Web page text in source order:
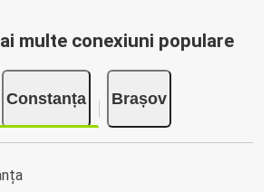
online a unui bilet pe ruta
poți plăti în numerar la bordul
din punctele de vânzare.
multe conexiuni populare
Constanța Brașov